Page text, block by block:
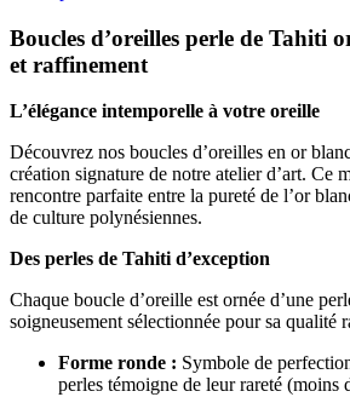
Boucles d’oreilles perle de Tahiti
et raffinement
L’élégance intemporelle à votre oreille
Découvrez nos boucles d’oreilles en or
création signature de notre atelier d’art. Ce
rencontre parfaite entre la pureté de l’or
de culture polynésiennes.
Des perles de Tahiti d’exception
Chaque boucle d’oreille est ornée d’une
soigneusement sélectionnée pour sa qualité
Forme ronde : Symbole de
perles témoigne de leur rareté (moins